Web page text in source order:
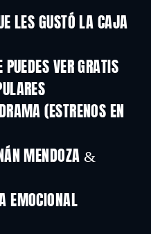
LES GUSTÓ LA CAJA
VER GRATIS
(ESTRENOS EN
MENDOZA &
EMOCIONAL